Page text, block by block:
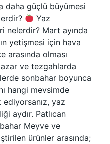
daha güçlü büyümesi
Yaz
nelerdir? Mart ayında
yetişmesi için hava
arasında olması
ve tezgahlarda
sonbahar boyunca
hangi mevsimde
yaz
aydır. Patlıcan
Meyve ve
ürünler arasında;